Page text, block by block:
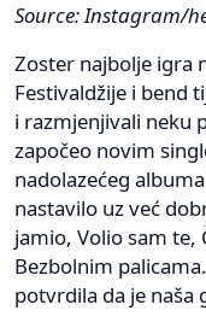
Source: Instagram/
Zoster najbolje igra
Festivaldžije i bend
i razmjenjivali neku
započeo novim
nadolazećeg
nastavilo uz već
jamio, Volio sam te,
Bezbolnim
potvrdila da je naša